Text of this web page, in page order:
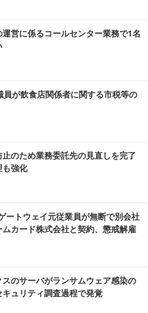
運営に係るコールセンター業務で1名
が飲食店関係者に関する市税等の
のため業務委託先の見直しを完了
も強化
ートウェイ元従業員が無断で別会社
カード株式会社と契約、懲戒解雇
のサーバがランサムウェア感染の
ュリティ調査過程で発覚